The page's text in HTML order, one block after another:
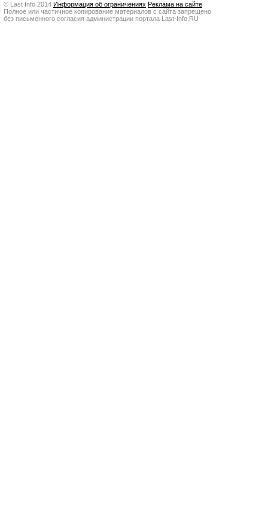
© Last Info 2014 Информация об ограничениях Реклама на сайте
Полное или частичное копирование материалов с сайта запрещено
без письменного согласия администрации портала Last-Info.RU